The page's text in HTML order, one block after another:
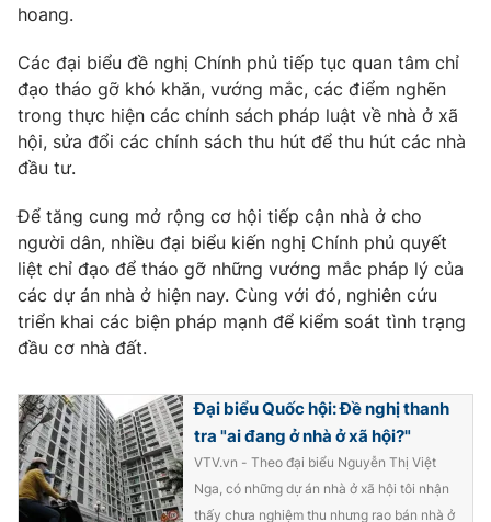
Liên hệ tòa soạn
THỜI BÁO VTV
Theo dõi báo trên
Cơ quan chủ quản: Đài Truyền hình Việt Nam
Cơ quan báo chí:
Thời báo VTV
Tổng Biên tập:Vũ Thanh Thủy
Phó Tổng Biên tập:Nguyễn Thị Mỹ Hạnh, Phạm Quốc Thắng,
Nguyễn Trọng Ninh
Tổng đài VTV:024.38 355 931 - 024.38 355 932
hoang.
Các đại biểu đề nghị Chính phủ tiếp tục quan tâm chỉ
đạo tháo gỡ khó khăn, vướng mắc, các điểm nghẽn
trong thực hiện các chính sách pháp luật về nhà ở xã
hội, sửa đổi các chính sách thu hút để thu hút các nhà
đầu tư.
Để tăng cung mở rộng cơ hội tiếp cận nhà ở cho
người dân, nhiều đại biểu kiến nghị Chính phủ quyết
liệt chỉ đạo để tháo gỡ những vướng mắc pháp lý của
các dự án nhà ở hiện nay. Cùng với đó, nghiên cứu
triển khai các biện pháp mạnh để kiểm soát tình trạng
đầu cơ nhà đất.
Đại biểu Quốc hội: Đề nghị thanh
tra "ai đang ở nhà ở xã hội?"
VTV.vn - Theo đại biểu Nguyễn Thị Việt
Nga, có những dự án nhà ở xã hội tôi nhận
thấy chưa nghiệm thu nhưng rao bán nhà ở